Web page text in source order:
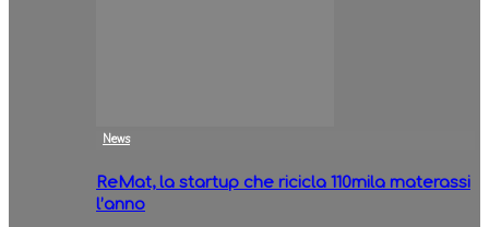
News
ReMat, la startup che ricicla 110mila materassi
l’anno